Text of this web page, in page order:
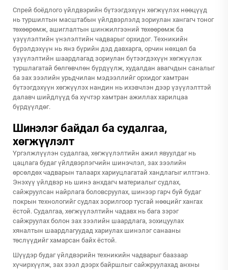
Спрей боёдлого үйлдвэрийн бүтээгдэхүүн хөгжүүлэх нөөцүүд
нь туршилтын масштабын үйлдвэрлэлд зориулан хангагч тоног
төхөөрөмж, ашиглалтын шинжилгээний төхөөрөмж ба
үзүүлэлтийн үнэлэлтийн чадварыг орхидог. Техникийн
бүрэлдэхүүн нь янз бүрийн дэд давхарга, орчин нөхцөл ба
үзүүлэлтийн шаардлагад зориулан бүтээгдэхүүн хөгжүүлэх
туршлагатай бөлгөвчлөн бүрдүүлж, худалдан авагчдын саналыг
ба зах зээлийн урьдчилан мэдээллийг орхидог хамтран
бүтээгдэхүүн хөгжүүлэх нандин нь ихэвчлэн дээр үзүүлэлттэй
далавч шийдлүүд ба хүчтэр хамтран ажиллах харилцаа
бүрдүүлдөг.
Шинэлэг байдал ба судалгаа,
хөгжүүлэлт
Үргэлжлүүлэн судалгаа, хөгжүүлэлтийн ажил явуулдаг нь
цацлага будаг үйлдвэрлэгчийн шинэчлэл, зах зээлийн
өрсөлдөх чадварын талаарх хариуцлагатай хандлагыг илтгэнэ.
Энэхүү үйлдвэр нь шинэ анхдагч материалыг судлах,
сайжруулсан найрлага боловсруулах, шинээр гарч буй будаг
покрын технологийг судлах зорилгоор тусгай нөөцийг хангах
ёстой. Судалгаа, хөгжүүлэлтийн чадавх нь бага зэрэг
сайжруулах болон зах зээлийн шаардлага, зохицуулах
хяналтын шаардлагуудад хариулах шинэлэг санааны
төслүүдийг хамарсан байх ёстой.
Шүүдэр будаг үйлдвэрийн техникийн чадварыг баазаар
хүчирхүүлж, зах зээл дээрх байршлыг сайжруулахад анхны